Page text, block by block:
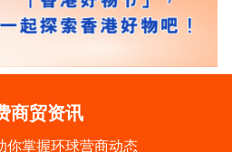
商贸资讯
你掌握环球营商动态